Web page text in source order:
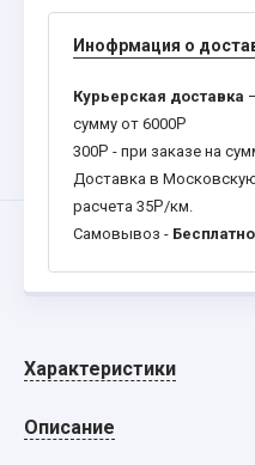
Инофрмация о
Курьерская доставка
сумму от 6000Р
300Р - при заказе на
Доставка в
расчета 35Р/км.
Самовывоз - Бесплатно
Характеристики
Описание